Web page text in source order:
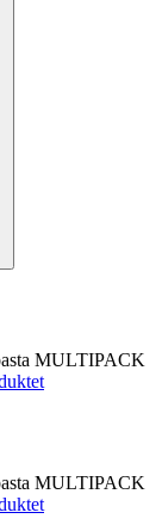
MULTIPACK
MULTIPACK